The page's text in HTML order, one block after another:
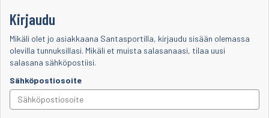
Kirjaudu
Mikäli olet jo asiakkaana Santasportilla, kirjaudu sisään olemassa
olevilla tunnuksillasi. Mikäli et muista salasanaasi, tilaa uusi
salasana sähköpostiisi.
Sähköpostiosoite